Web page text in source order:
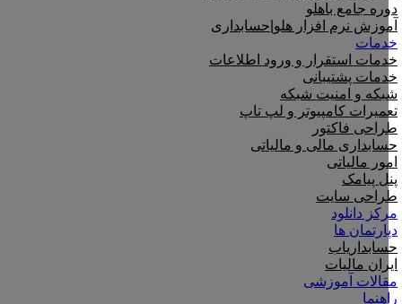
دوره جامع باهلو
آموزش نرم افزار هلو|حسابداری
خدمات
خدمات استقرار و ورود اطلاعات
خدمات پشتیبانی
شبکه و امنیت شبکه
تعمیرات کامپیوتر و لپ تاپ
طراحی فاکتور
حسابداری مالی و مالیاتی
امور مالیاتی
پنل پیامک
طراحی سایت
مرکز دانلود
دپارتمان ها
حسابداریاب
ایران مالیات
مقالات آموزشی
راهنما